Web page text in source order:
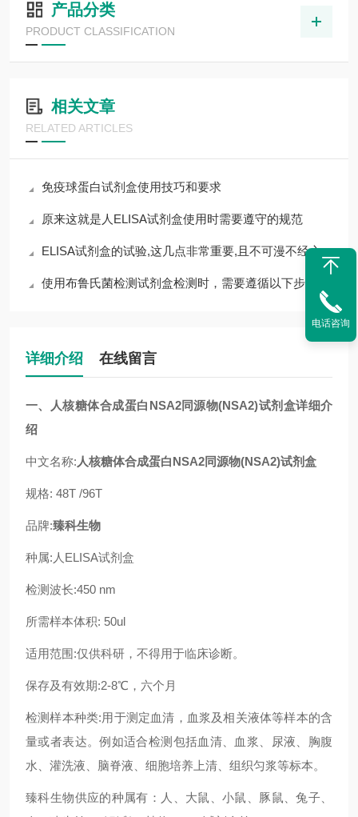
产品分类
PRODUCT CLASSIFICATION
相关文章
RELATED ARTICLES
免疫球蛋白试剂盒使用技巧和要求
原来这就是人ELISA试剂盒使用时需要遵守的规范
ELISA试剂盒的试验,这几点非常重要,且不可漫不经心
使用布鲁氏菌检测试剂盒检测时，需要遵循以下步骤
详细介绍 在线留言
一、 人核糖体合成蛋白NSA2同源物(NSA2)试剂盒详细介
绍
中文名称: 人核糖体合成蛋白NSA2同源物(NSA2)试剂盒
规格: 48T /96T
品牌:臻科生物
种属:人ELISA试剂盒
检测波长:450 nm
所需样本体积: 50ul
适用范围:仅供科研，不得用于临床诊断。
保存及有效期:2-8℃，六个月
检测样本种类:用于测定血清，血浆及相关液体等样本的含
量或者表达。例如适合检测包括血清、血浆、尿液、胸腹
水、灌洗液、脑脊液、细胞培养上清、组织匀浆等标本。
臻科生物供应的种属有：人、大鼠、小鼠、豚鼠、兔子、
电话咨询